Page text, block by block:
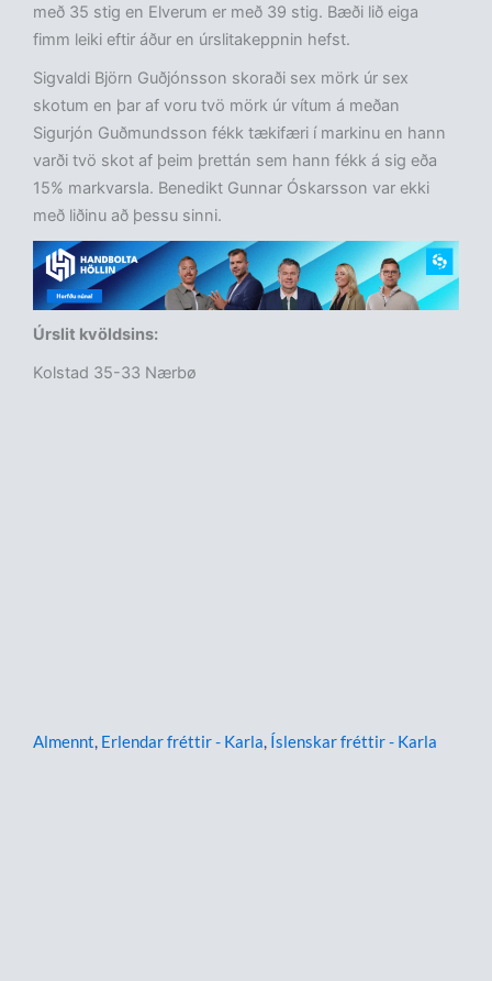
með 35 stig en Elverum er með 39 stig. Bæði lið eiga
fimm leiki eftir áður en úrslitakeppnin hefst.
Sigvaldi Björn Guðjónsson skoraði sex mörk úr sex
skotum en þar af voru tvö mörk úr vítum á meðan
Sigurjón Guðmundsson fékk tækifæri í markinu en hann
varði tvö skot af þeim þrettán sem hann fékk á sig eða
15% markvarsla. Benedikt Gunnar Óskarsson var ekki
með liðinu að þessu sinni.
Úrslit kvöldsins:
Kolstad 35-33 Nærbø
Almennt, Erlendar fréttir - Karla, Íslenskar fréttir - Karla